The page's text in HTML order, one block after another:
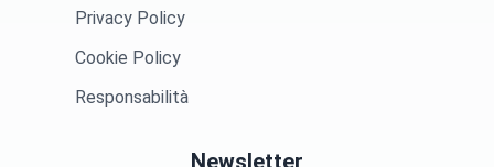
Privacy Policy
Cookie Policy
Responsabilità
Newsletter